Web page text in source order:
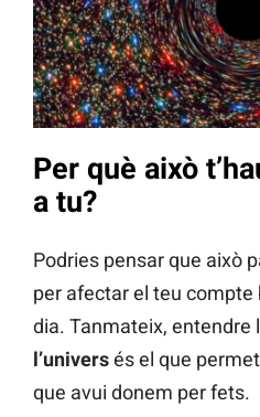
Per què això
a tu?
Podries pensar que això
per afectar el teu compte
dia. Tanmateix, entendre
l’universés el que
que avui donem per fets.